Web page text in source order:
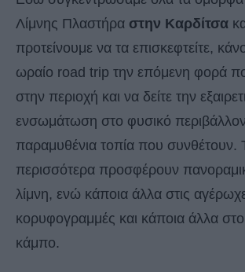
Λίμνης Πλαστήρα στην Καρδίτσα
προτείνουμε να τα επισκεφτείτε,
ωραίο road trip την επόμενη φορά
στην περιοχή και να δείτε την
ενσωμάτωση στο φυσικό
παραμυθένια τοπία που συνθέτουν.
περισσότερα προσφέρουν
λίμνη, ενώ κάποια άλλα στις
κορυφογραμμές και κάποια άλλα
κάμπο.